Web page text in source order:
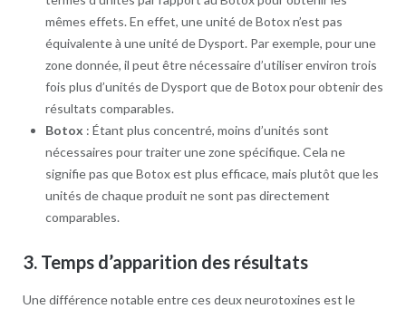
mêmes effets. En effet, une unité de Botox n’est pas
équivalente à une unité de Dysport. Par exemple, pour une
zone donnée, il peut être nécessaire d’utiliser environ trois
fois plus d’unités de Dysport que de Botox pour obtenir des
résultats comparables.
Botox : Étant plus concentré, moins d’unités sont
nécessaires pour traiter une zone spécifique. Cela ne
signifie pas que Botox est plus efficace, mais plutôt que les
unités de chaque produit ne sont pas directement
comparables.
3. Temps d’apparition des résultats
Une différence notable entre ces deux neurotoxines est le